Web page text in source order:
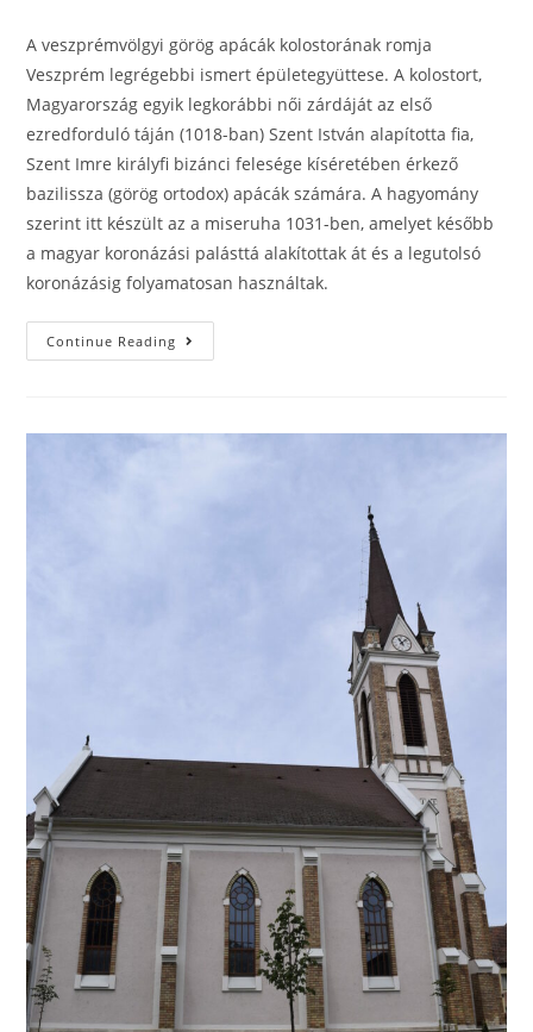
A veszprémvölgyi görög apácák kolostorának romja
Veszprém legrégebbi ismert épületegyüttese. A kolostort,
Magyarország egyik legkorábbi női zárdáját az első
ezredforduló táján (1018-ban) Szent István alapította fia,
Szent Imre királyfi bizánci felesége kíséretében érkező
bazilissza (görög ortodox) apácák számára. A hagyomány
szerint itt készült az a miseruha 1031-ben, amelyet később
a magyar koronázási palásttá alakítottak át és a legutolsó
koronázásig folyamatosan használtak.
Continue Reading